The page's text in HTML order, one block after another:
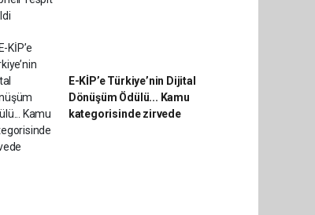
E-KİP’e Türkiye’nin Dijital
Dönüşüm Ödülü... Kamu
kategorisinde zirvede